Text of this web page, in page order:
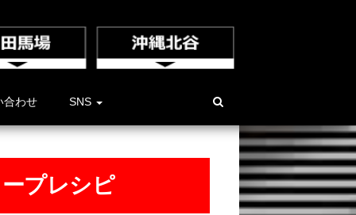
合わせ SNS
プレシピ